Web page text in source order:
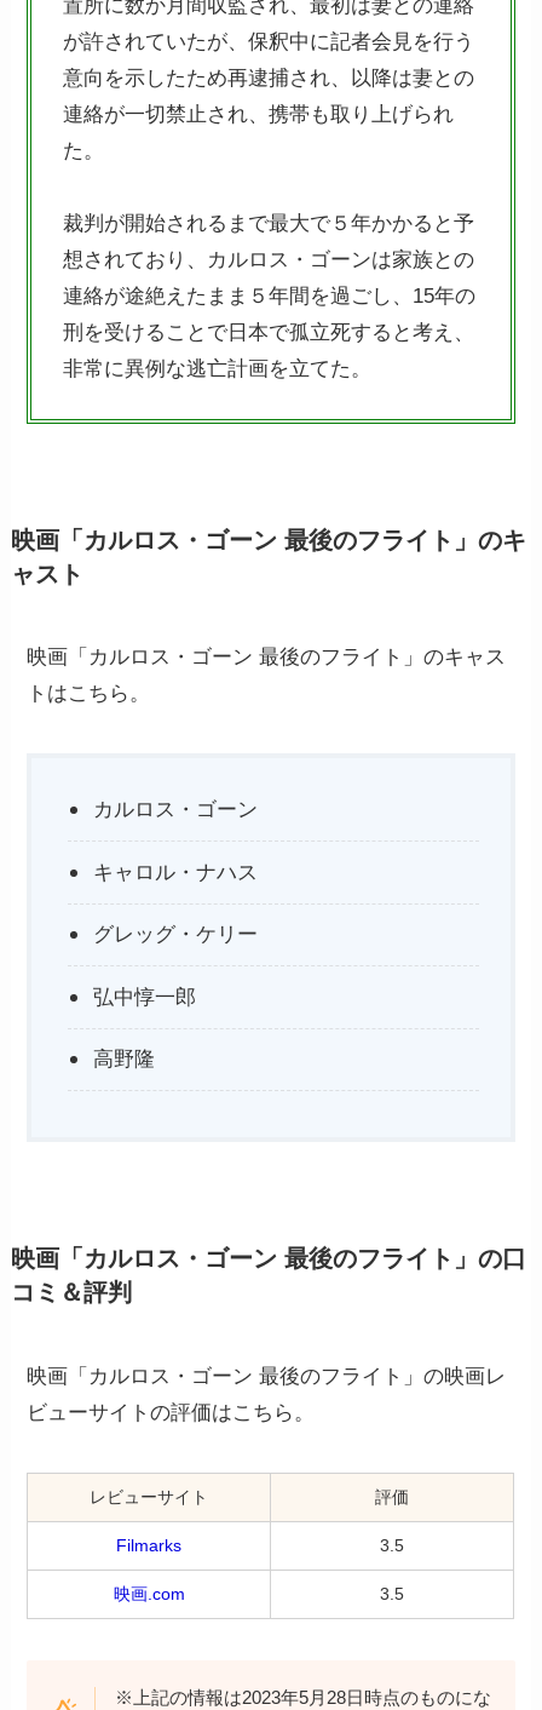
置所に数か月間収監され、最初は妻との連絡
が許されていたが、保釈中に記者会見を行う
意向を示したため再逮捕され、以降は妻との
連絡が一切禁止され、携帯も取り上げられ
た。
裁判が開始されるまで最大で５年かかると予
想されており、カルロス・ゴーンは家族との
連絡が途絶えたまま５年間を過ごし、15年の
刑を受けることで日本で孤立死すると考え、
非常に異例な逃亡計画を立てた。
映画「カルロス・ゴーン 最後のフライト」のキ
ャスト
映画「カルロス・ゴーン 最後のフライト」のキャス
トはこちら。
カルロス・ゴーン
キャロル・ナハス
グレッグ・ケリー
弘中惇一郎
高野隆
映画「カルロス・ゴーン 最後のフライト」の口
コミ＆評判
映画「カルロス・ゴーン 最後のフライト」の映画レ
ビューサイトの評価はこちら。
レビューサイト 評価
Filmarks 3.5
映画.com 3.5
※上記の情報は2023年5月28日時点のものにな